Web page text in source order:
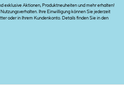
exklusive Aktionen, Produktneuheiten und mehr erhalten!
Ihre Einwilligung können Sie jederzeit
oder in Ihrem Kundenkonto. Details finden Sie in den